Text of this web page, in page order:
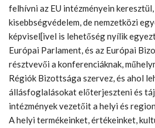
felhívni az EU intézményein
kisebbségvédelem, de nemzetközi
képvisel[ivel is lehetőség nyílik
Európai Parlament, és az Európai
résztvevői a konferenciáknak,
Régiók Bizottsága szervez, és ahol
állásfoglalásokat előterjeszteni és
intézmények vezetőit a helyi és
A helyi termékeinket, értékeinket,